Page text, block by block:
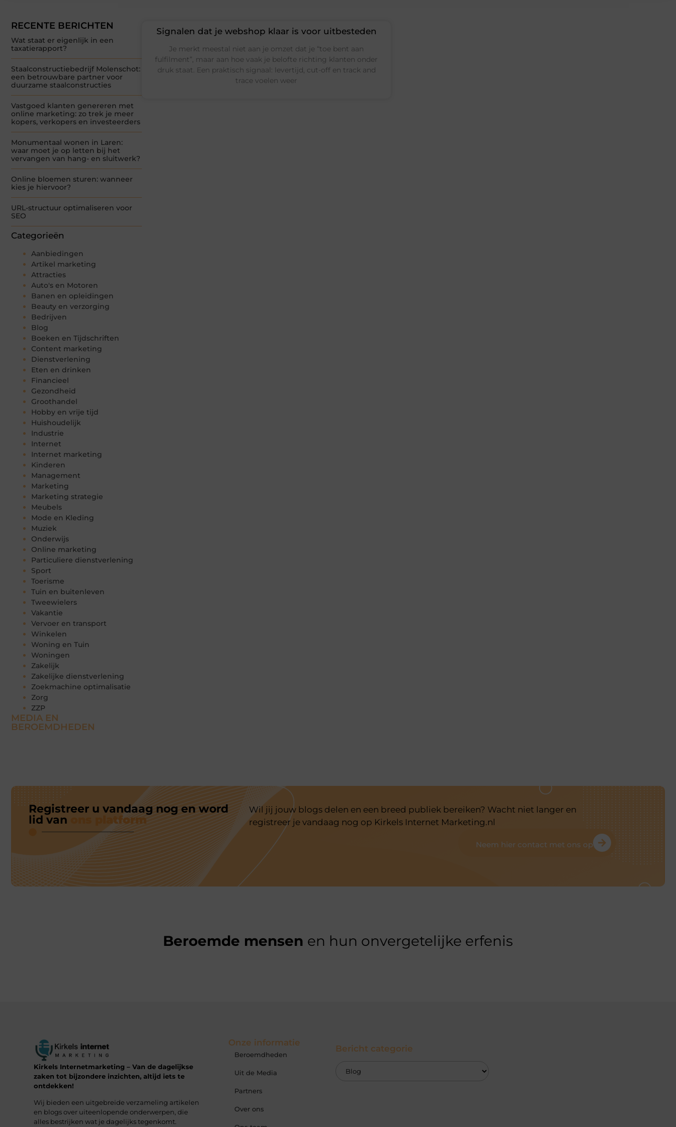
RECENTE BERICHTEN
Wat staat er eigenlijk in een
taxatierapport?
Staalconstructiebedrijf Molenschot:
een betrouwbare partner voor
duurzame staalconstructies
Vastgoed klanten genereren met
online marketing: zo trek je meer
kopers, verkopers en investeerders
Monumentaal wonen in Laren:
waar moet je op letten bij het
vervangen van hang- en sluitwerk?
Online bloemen sturen: wanneer
kies je hiervoor?
URL-structuur optimaliseren voor
SEO
Categorieën
Aanbiedingen
Artikel marketing
Attracties
Auto's en Motoren
Banen en opleidingen
Beauty en verzorging
Bedrijven
Blog
Boeken en Tijdschriften
Content marketing
Dienstverlening
Eten en drinken
Financieel
Gezondheid
Groothandel
Hobby en vrije tijd
Huishoudelijk
Industrie
Internet
Internet marketing
Kinderen
Management
Marketing
Marketing strategie
Meubels
Mode en Kleding
Muziek
Onderwijs
Online marketing
Particuliere dienstverlening
Sport
Toerisme
Tuin en buitenleven
Tweewielers
Vakantie
Vervoer en transport
Winkelen
Woning en Tuin
Woningen
Zakelijk
Zakelijke dienstverlening
Zoekmachine optimalisatie
Zorg
ZZP
MEDIA EN
BEROEMDHEDEN
Signalen dat je webshop klaar is voor uitbesteden
Je merkt meestal niet aan je omzet dat je “toe bent aan
fulfilment”, maar aan hoe vaak je belofte richting klanten onder
druk staat. Een praktisch signaal: levertijd, cut-off en track and
trace voelen weer
Registreer u vandaag nog en word
lid van
ons platform
Wil jij jouw blogs delen en een breed publiek bereiken? Wacht niet langer en
registreer je vandaag nog op Kirkels Internet Marketing.nl
Neem hier contact met ons op
Beroemde mensen en hun onvergetelijke erfenis
Kirkels Internetmarketing – Van de dagelijkse
zaken tot bijzondere inzichten, altijd iets te
ontdekken!
Wij bieden een uitgebreide verzameling artikelen
en blogs over uiteenlopende onderwerpen, die
alles bestrijken wat je dagelijks tegenkomt.
Onze informatie
Beroemdheden
Uit de Media
Partners
Over ons
Bericht categorie